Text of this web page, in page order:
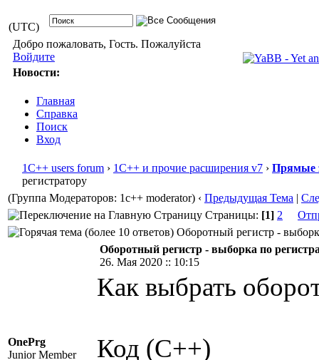
(UTC)
Добро пожаловать, Гость. Пожалуйста
Войдите
Новости:
Главная
Справка
Поиск
Вход
1С++ users forum › 1С++ и прочие расширения v7 › Прямые
регистратору
(Группа Модераторов: 1c++ moderator) ‹ Предыдущая Тема |
Страницы: [1] 2
Оборотный регистр -
OnePrg
Junior Member
Оборотный регистр - выборка по
26. Мая 2020 :: 10:15
Как выбрать
Код (C++)